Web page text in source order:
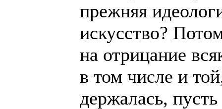
прежняя
искусство?
на отрицание
в том числе и
держалась,